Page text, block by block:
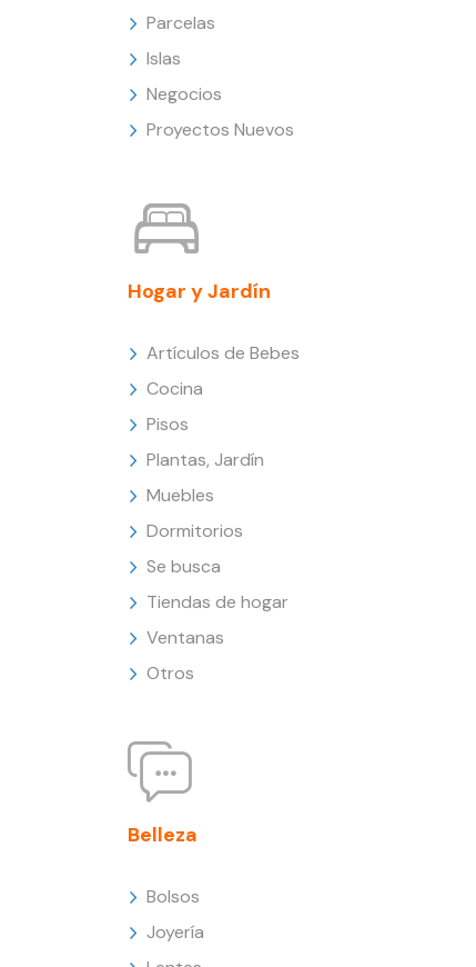
Parcelas
Islas
Negocios
Proyectos Nuevos
Hogar y Jardín
Artículos de Bebes
Cocina
Pisos
Plantas, Jardín
Muebles
Dormitorios
Se busca
Tiendas de hogar
Ventanas
Otros
Belleza
Bolsos
Joyería